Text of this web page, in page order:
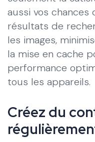
aussi vos chances
résultats de
les images,
la mise en cache
performance
tous les appareils.
Créez du